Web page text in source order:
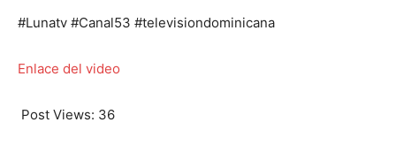
#Lunatv #Canal53 #televisiondominicana
Enlace del video
Post Views: 36